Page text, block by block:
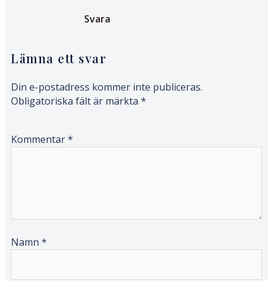
Svara
Lämna ett svar
Din e-postadress kommer inte publiceras.
Obligatoriska fält är märkta *
Kommentar*
Namn *